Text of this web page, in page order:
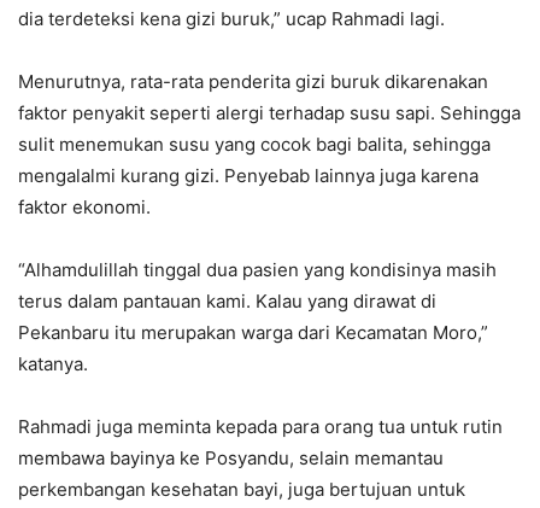
dia terdeteksi kena gizi buruk,” ucap Rahmadi lagi.
Menurutnya, rata-rata penderita gizi buruk dikarenakan
faktor penyakit seperti alergi terhadap susu sapi. Sehingga
sulit menemukan susu yang cocok bagi balita, sehingga
mengalalmi kurang gizi. Penyebab lainnya juga karena
faktor ekonomi.
“Alhamdulillah tinggal dua pasien yang kondisinya masih
terus dalam pantauan kami. Kalau yang dirawat di
Pekanbaru itu merupakan warga dari Kecamatan Moro,”
katanya.
Rahmadi juga meminta kepada para orang tua untuk rutin
membawa bayinya ke Posyandu, selain memantau
perkembangan kesehatan bayi, juga bertujuan untuk